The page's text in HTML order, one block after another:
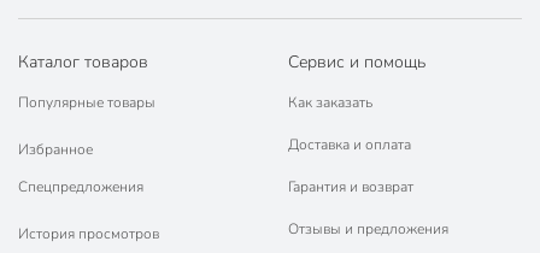
Покрытие
зеленый
Особенности
индикатор работы
Артикул производителя
900285
Каталог товаров
Популярные товары
Избранное
Спецпредложения
История просмотров
Сервис и помощь
Как заказать
Доставка и оплата
Гарантия и возврат
Отзывы и предложения